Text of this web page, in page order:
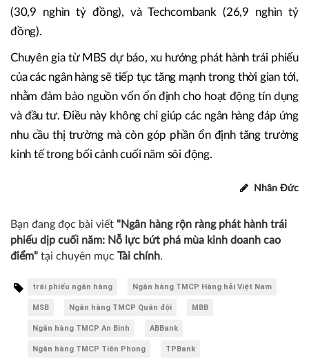
(30,9 nghìn tỷ đồng), và Techcombank (26,9 nghìn tỷ
đồng).
Chuyên gia từ MBS dự báo, xu hướng phát hành trái phiếu
của các ngân hàng sẽ tiếp tục tăng mạnh trong thời gian tới,
nhằm đảm bảo nguồn vốn ổn định cho hoạt động tín dụng
và đầu tư. Điều này không chỉ giúp các ngân hàng đáp ứng
nhu cầu thị trường mà còn góp phần ổn định tăng trưởng
kinh tế trong bối cảnh cuối năm sôi động.
Nhân Đức
Bạn đang đọc bài viết "Ngân hàng rộn ràng phát hành trái
phiếu dịp cuối năm: Nỗ lực bứt phá mùa kinh doanh cao
điểm" tại chuyên mục Tài chính.
trái phiếu ngân hàng Ngân hàng TMCP Hàng hải Việt Nam
MSB Ngân hàng TMCP Quân đội MBB
Ngân hàng TMCP An Bình ABBank
Ngân hàng TMCP Tiên Phong TPBank